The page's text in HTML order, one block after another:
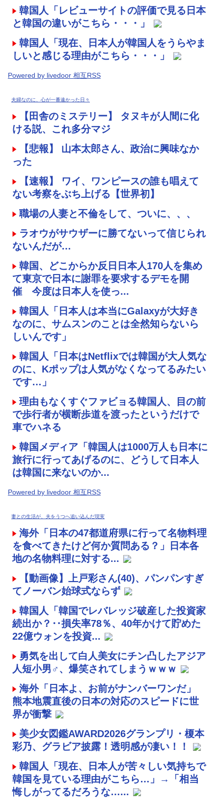
韓国人「レビューサイトの評価で見る日本
と韓国の違いがこちら・・・」
韓国人「現在、日本人が韓国人をうらやま
しいと感じる理由がこちら・・・」
Powered by livedoor 相互RSS
夫婦なのに、心が一番遠かった日々
【田舎のミステリー】 タヌキが人間に化
ける説、これ多分マジ
【悲報】 山本太郎さん、政治に興味なか
った
【速報】 ワイ、ワンピースの誰も唱えて
ない考察をぶち上げる【世界初】
職場の人妻と不倫をして、ついに、、、
ラオウがサウザーに勝てないって信じられ
ないんだが…
韓国、どこからか反日日本人170人を集め
て東京で日本に謝罪を要求するデモを開
催 今度は日本人を使っ...
韓国人「日本人は本当にGalaxyが大好き
なのに、サムスンのことは全然知らないら
しいんです」
韓国人「日本はNetflixでは韓国が大人気な
のに、Kポップは人気がなくなってるみたい
です…」
理由もなくすぐファビョる韓国人、目の前
で歩行者が横断歩道を渡ったというだけで
車でハネる
韓国メディア「韓国人は1000万人も日本に
旅行に行ってあげるのに、どうして日本人
は韓国に来ないのか...
Powered by livedoor 相互RSS
妻との生活が、夫をうつへ追い込んだ現実
海外「日本の47都道府県に行って名物料理
を食べてきたけど何か質問ある？」日本各
地の名物料理に対する...
【動画像】上戸彩さん(40)、パンパンすぎ
てノーバン始球式ならず
韓国人「韓国でレバレッジ破産した投資家
続出か？‥損失率78％、40年かけて貯めた
22億ウォンを投資...
勇気を出して白人美女にチン凸したアジア
人短小男♂、爆笑されてしまうｗｗｗ
海外「日本よ、お前がナンバーワンだ」
熊本地震直後の日本の対応のスピードに世
界が衝撃
美少女図鑑AWARD2026グランプリ・榎本
彩乃、グラビア披露！透明感が凄い！！
韓国人「現在、日本人が苦々しい気持ちで
韓国を見ている理由がこちら…」→「相当
悔しがってるだろうな…...